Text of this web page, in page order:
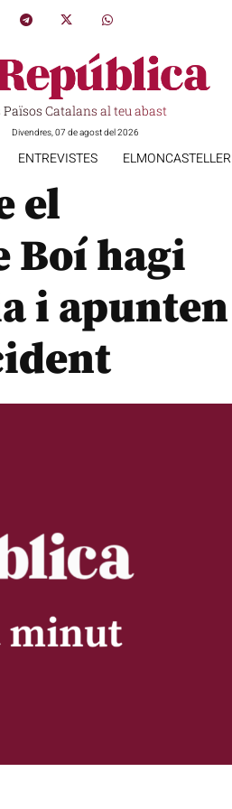
Països Catalans al teu abast
Divendres, 07 de agost del 2026
ENTREVISTES ELMONCASTELLER
el
Boí hagi
i apunten